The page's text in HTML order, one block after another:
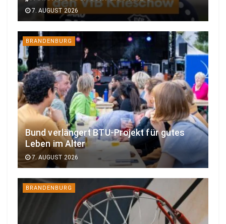
7. AUGUST 2026
BRANDENBURG
Bund verlängert BTU-Projekt für gutes
Leben im Alter
7. AUGUST 2026
BRANDENBURG